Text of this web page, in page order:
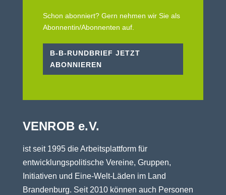
Schon abonniert? Gern nehmen wir Sie als
Abonnentin/Abonnenten auf.
B-B-RUNDBRIEF JETZT
ABONNIEREN
VENROB e.V.
ist seit 1995 die Arbeitsplattform für
entwicklungspolitische Vereine, Gruppen,
Initiativen und Eine-Welt-Läden im Land
Brandenburg. Seit 2010 können auch Personen